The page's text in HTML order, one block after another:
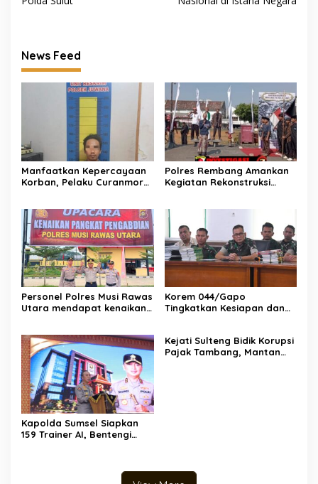
News Feed
Manfaatkan Kepercayaan
Korban, Pelaku Curanmor
Polres Rembang Amankan
Kegiatan Rekonstruksi
Berlangsung Aman dan
Kondusif
Personel Polres Musi Rawas
Utara mendapat kenaikan
kini berpangkat Kompol,
naik setingkat dari AKBP.
Korem 044/Gapo
Tingkatkan Kesiapan dan
Kapolda Sumsel Siapkan
159 Trainer AI, Bentengi
Kejati Sulteng Bidik Korupsi
Pajak Tambang, Mantan